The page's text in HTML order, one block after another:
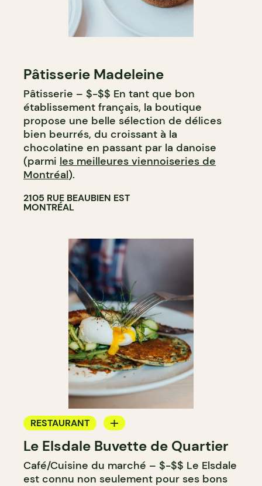
Pâtisserie Madeleine
Pâtisserie – $-$$ En tant que bon
établissement français, la boutique
propose une belle sélection de délices
bien beurrés, du croissant à la
chocolatine en passant par la danoise
(parmi les meilleures viennoiseries de
Montréal).
2105 RUE BEAUBIEN EST
MONTRÉAL
RESTAURANT
CAFÉ
Le Elsdale Buvette de Quartier
Café/Cuisine du marché – $-$$ Le Elsdale
est connu non seulement pour ses bons